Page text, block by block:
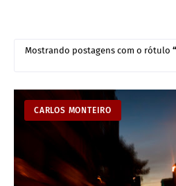
Mostrando postagens com o rótulo
CARLOS MONTEIRO